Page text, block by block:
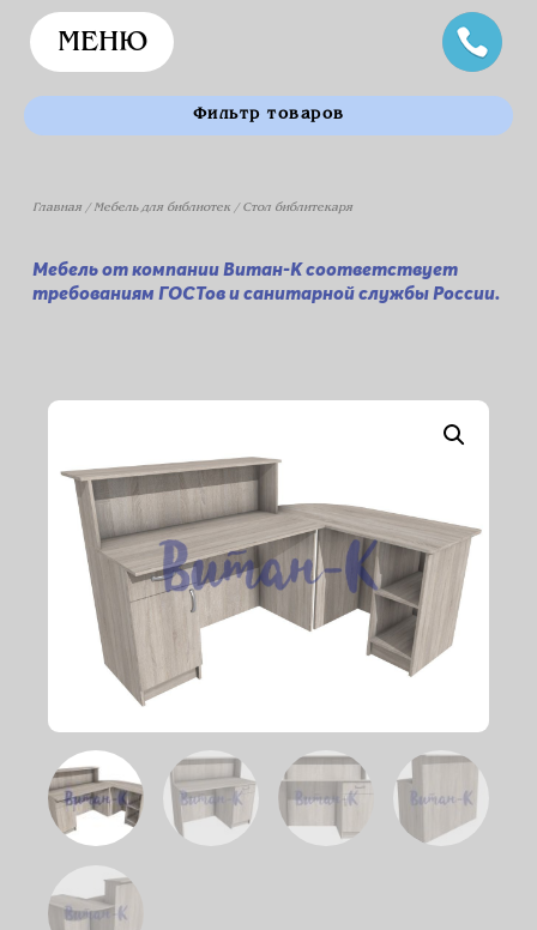
МЕНЮ
Фильтр товаров
Главная/ Мебель для библиотек/ Стол библитекаря
Мебель от компании Витан-К соответствует
требованиям ГОСТов и санитарной службы России.